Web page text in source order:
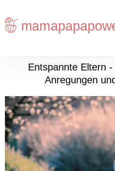
Entspannte Eltern
Anregungen